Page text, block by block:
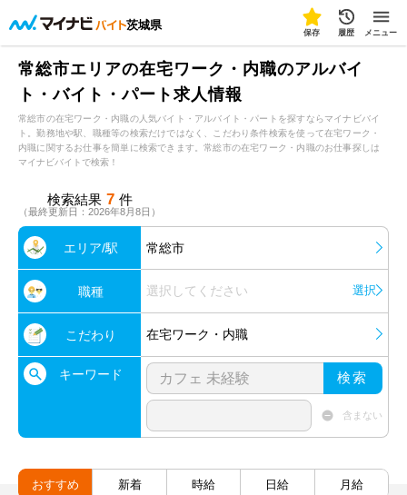
茨城県
保存 履歴 メニュー
常総市エリアの在宅ワーク・内職のアルバイ
ト・バイト・パート求人情報
常総市の在宅ワーク・内職の人気バイト・アルバイト・パートを探すならマイナビバイ
ト。勤務地や駅、職種等の検索だけではなく、こだわり条件検索を使って在宅ワーク・
内職に関するお仕事を簡単に検索できます。常総市の在宅ワーク・内職のお仕事探しは
マイナビバイトで検索！
検索結果 7 件
（最終更新日：2026年8月8日）
エリア/駅 常総市
職種 選択してください 選択
こだわり 在宅ワーク・内職
キーワード 検索
含まない
おすすめ 新着 時給 日給 月給